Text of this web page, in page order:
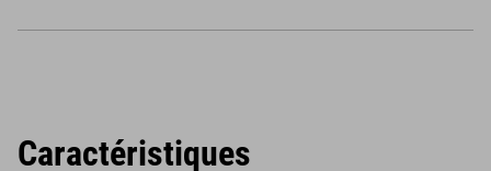
Caractéristiques